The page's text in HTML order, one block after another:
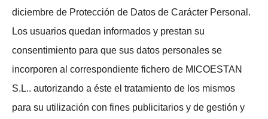
diciembre de Protección de Datos de Carácter Personal.
Los usuarios quedan informados y prestan su
consentimiento para que sus datos personales se
incorporen al correspondiente fichero de MICOESTAN
S.L.. autorizando a éste el tratamiento de los mismos
para su utilización con fines publicitarios y de gestión y